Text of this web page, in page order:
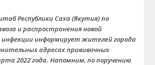
Республики Саха (Якутия) по
и распространения новой
инфекции информирует жителей города
адресах прививочных
2022 года.Напомним, по поручению